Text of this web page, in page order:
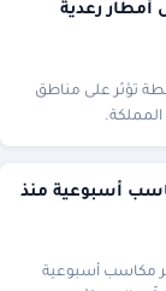
رعدية
تؤثر على مناطق
أسبوعية منذ
مكاسب أسبوعية